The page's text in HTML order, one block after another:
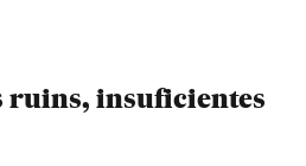
ruins, insuficientes